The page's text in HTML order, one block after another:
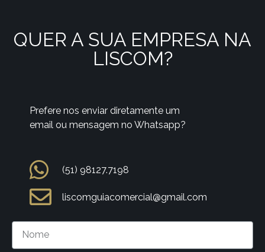
QUER A SUA EMPRESA NA
LISCOM?
Prefere nos enviar diretamente um
email ou mensagem no Whatsapp?
(51) 98127.7198
liscomguiacomercial@gmail.com